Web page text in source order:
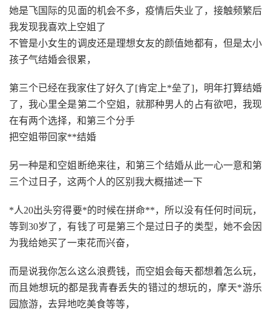
她是飞国际的见面的机会不多，疫情后失业了，接触频繁后
我发现我喜欢上空姐了
不管是小女生的调皮还是理想女友的颜值她都有，但是太小
孩子气结婚会很累，
第三个已经在我家住了好久了[肯定上*垒了]，明年打算结婚
了，我心里全是第二个空姐，就那种男人的占有欲吧，我现
在有两个选择，和第三个分手
把空姐带回家**结婚
另一种是和空姐断绝来往，和第三个结婚从此一心一意和第
三个过日子，这两个人的区别我大概描述一下
*人20出头穷得要*的时候在拼命**，所以没有任何时间玩，
等到30岁了，有钱了可是第三个是过日子的类型，她不会因
为我给她买了一束花而兴奋，
而是说我你怎么这么浪费钱，而空姐会每天都想着怎么玩，
而且她想玩的都是我青春丢失的错过的想玩的，摩天*游乐
园旅游，去异地吃美食等等，